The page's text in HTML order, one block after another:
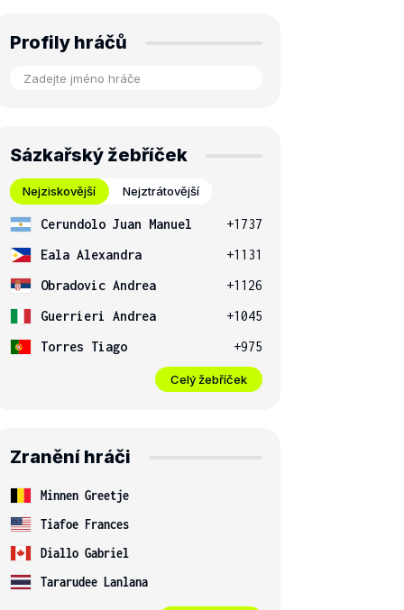
Profily hráčů
Sázkařský žebříček
Nejziskovější Nejztrátovější
Cerundolo Juan Manuel
+1737
Eala Alexandra
+1131
Obradovic Andrea
+1126
Guerrieri Andrea
+1045
Torres Tiago
+975
Celý žebříček
Zranění hráči
Minnen Greetje
Tiafoe Frances
Diallo Gabriel
Tararudee Lanlana